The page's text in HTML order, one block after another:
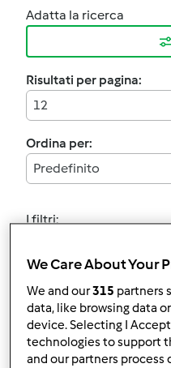
Adatta la ricerca
Risultati per pagina:
12
Ordina per:
Predefinito
I filtri:
Annulla
We Care About Your
We and our315 partners
data, like browsing data
device. Selecting I
technologies to support
and our partners process